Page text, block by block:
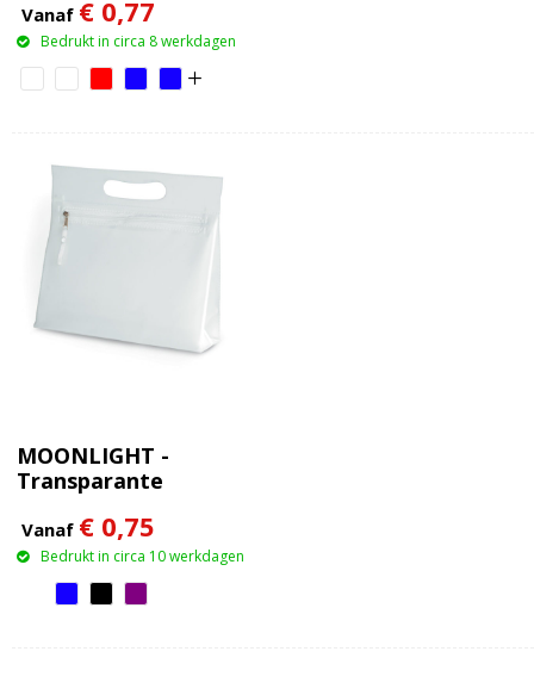
Vanaf € 0,77
Bedrukt in circa 8 werkdagen
MOONLIGHT -
Transparante
Vanaf € 0,75
Bedrukt in circa 10 werkdagen